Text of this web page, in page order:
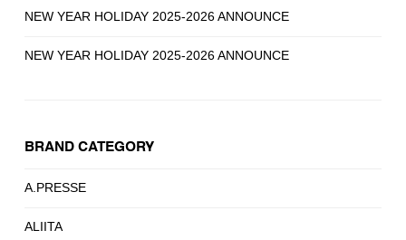
NEW YEAR HOLIDAY 2025-2026 ANNOUNCE
NEW YEAR HOLIDAY 2025-2026 ANNOUNCE
BRAND CATEGORY
A.PRESSE
ALIITA